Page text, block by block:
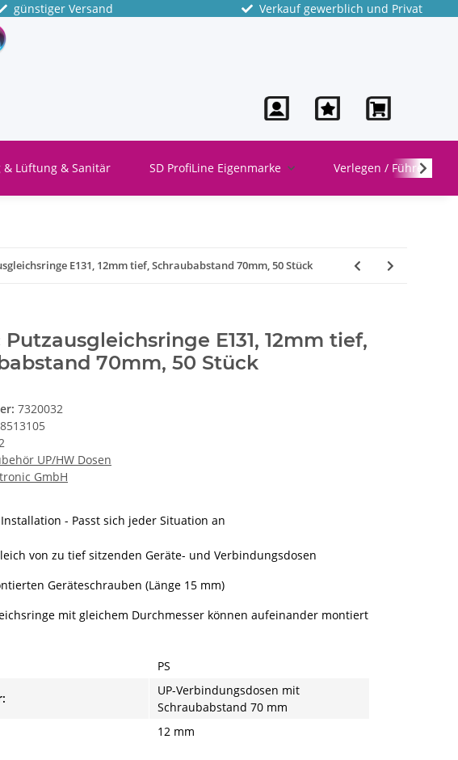
günstiger Versand Verkauf gewerblich und Privat
& Lüftung & Sanitär SD ProfiLine Eigenmarke Verlegen / Führen
E131, 12mm tief, Schraubabstand 70mm, 50 Stück
E131, 12mm tief,
70mm, 50 Stück
7320032
UP/HW Dosen
GmbH
- Passt sich jeder Situation an
von zu tief sitzenden Geräte- und Verbindungsdosen
Geräteschrauben (Länge 15 mm)
mit gleichem Durchmesser können aufeinander montiert
PS
UP-Verbindungsdosen mit
Schraubabstand 70 mm
12 mm